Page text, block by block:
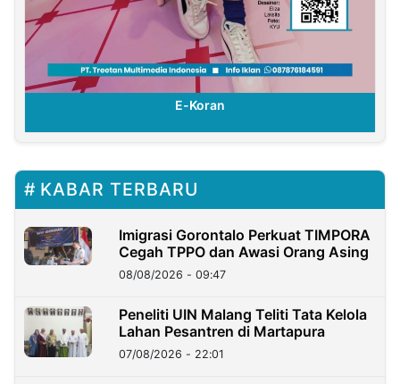
E-Koran
KABAR TERBARU
Imigrasi Gorontalo Perkuat TIMPORA
Cegah TPPO dan Awasi Orang Asing
08/08/2026 - 09:47
Peneliti UIN Malang Teliti Tata Kelola
Lahan Pesantren di Martapura
07/08/2026 - 22:01